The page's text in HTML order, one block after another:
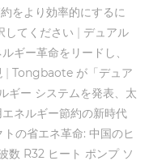
をより効率的にするに
してください | デュアル
ギー革命をリードし、
| Tongbaote が「デュア
ギー システムを発表、太
ネルギー節約の新時代
の省エネ革命: 中国のヒ
数 R32 ヒート ポンプ ソ